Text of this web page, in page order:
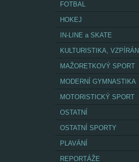
FOTBAL
HOKEJ
IN-LINE a SKATE
KULTURISTIKA, VZPÍRÁNÍ
MAŽORETKOVÝ SPORT
MODERNÍ GYMNASTIKA
MOTORISTICKÝ SPORT
OSTATNÍ
OSTATNÍ SPORTY
PLAVÁNÍ
REPORTÁŽE